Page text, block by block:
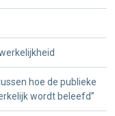
hoe de publieke
wordt beleefd”